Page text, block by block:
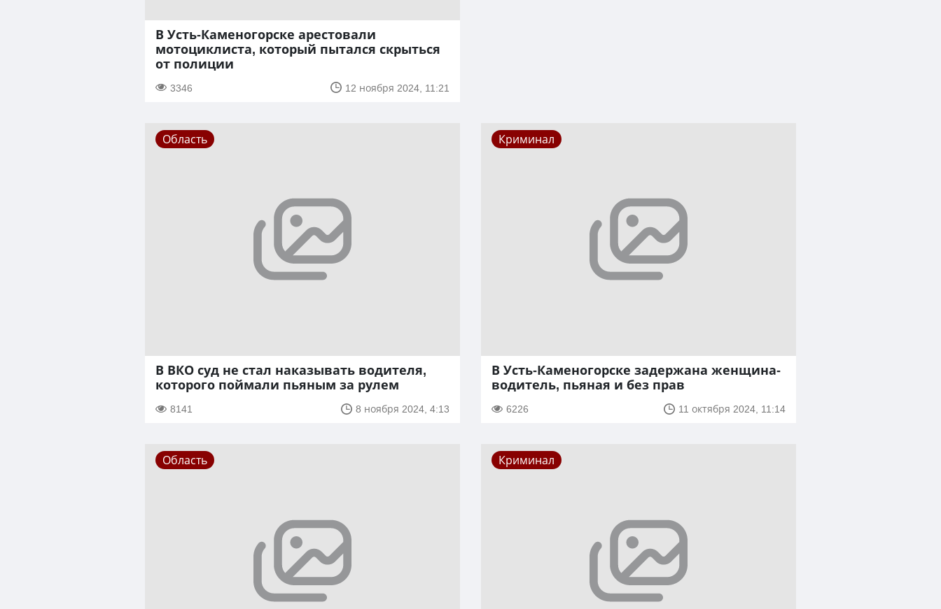
В Усть-Каменогорске арестовали
мотоциклиста, который пытался скрыться
от полиции
3346 12 ноября 2024, 11:21
Область
В ВКО суд не стал наказывать водителя,
которого поймали пьяным за рулем
8141 8 ноября 2024, 4:13
Криминал
В Усть-Каменогорске задержана женщина-
водитель, пьяная и без прав
6226 11 октября 2024, 11:14
Область Криминал